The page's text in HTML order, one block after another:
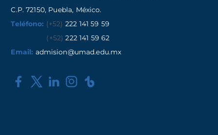
C.P. 72150, Puebla, México.
Teléfono: (+52) 222 141 59 59
(+52) 222 141 59 62
Email: admision@umad.edu.mx